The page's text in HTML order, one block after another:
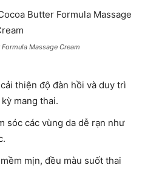
Massage Cream
thiện độ đàn hồi và duy trì
mang thai.
sóc các vùng da dễ rạn như
mịn, đều màu suốt thai